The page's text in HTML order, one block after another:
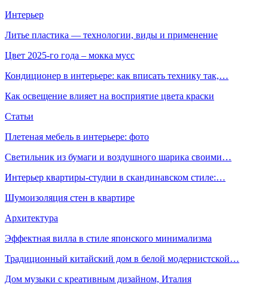
Интерьер
Литье пластика — технологии, виды и применение
Цвет 2025-го года – мокка мусс
Кондиционер в интерьере: как вписать технику так,…
Как освещение влияет на восприятие цвета краски
Статьи
Плетеная мебель в интерьере: фото
Светильник из бумаги и воздушного шарика своими…
Интерьер квартиры-студии в скандинавском стиле:…
Шумоизоляция стен в квартире
Архитектура
Эффектная вилла в стиле японского минимализма
Традиционный китайский дом в белой модернистской…
Дом музыки с креативным дизайном, Италия